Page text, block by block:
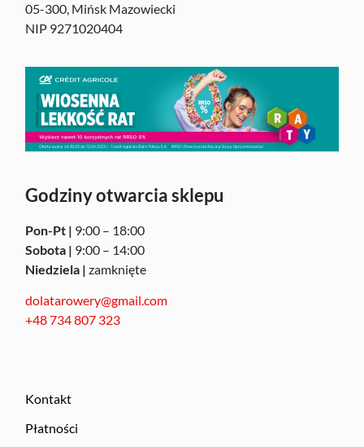
05-300, Mińsk Mazowiecki
NIP 9271020404
Godziny otwarcia sklepu
Pon-Pt | 9:00 – 18:00
Sobota | 9:00 – 14:00
Niedziela |zamknięte
dolatarowery@gmail.com
+48 734 807 323
Kontakt
Płatności